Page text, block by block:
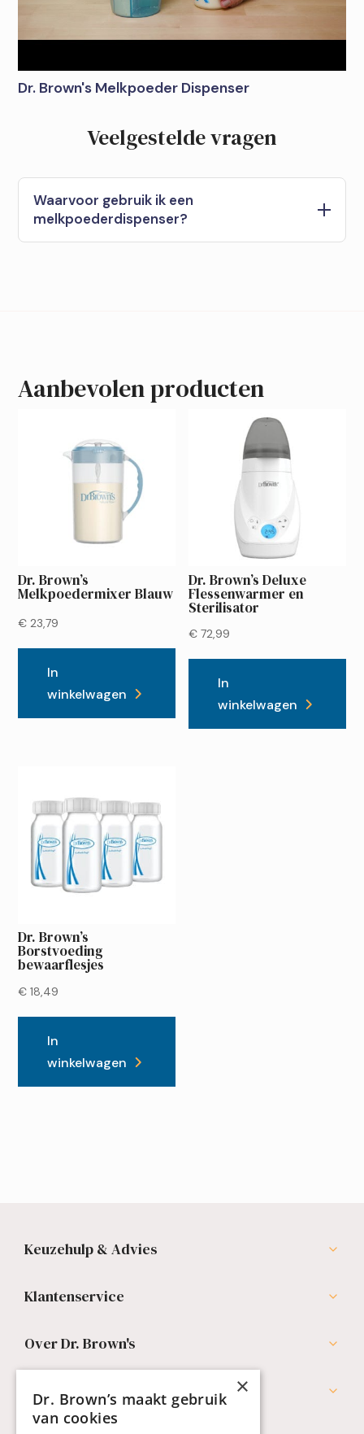
Dr. Brown's Melkpoeder Dispenser
Veelgestelde vragen
Waarvoor gebruik ik een
melkpoederdispenser?
Aanbevolen producten
Dr. Brown’s
Melkpoedermixer Blauw
€ 23,79
In
winkelwagen
Dr. Brown’s Deluxe
Flessenwarmer en
Sterilisator
€ 72,99
In
winkelwagen
Dr. Brown’s
Borstvoeding
bewaarflesjes
€ 18,49
In
winkelwagen
Keuzehulp & Advies
Klantenservice
Over Dr. Brown's
Professionals ×
Dr. Brown’s maakt gebruik
van cookies